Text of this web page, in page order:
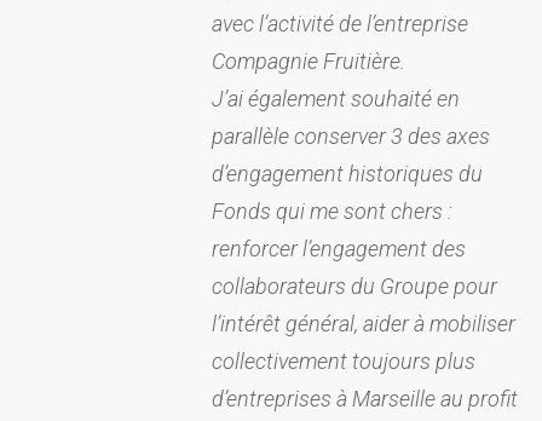
avec l’activité de l’entreprise
Compagnie Fruitière.
J’ai également souhaité en
parallèle conserver 3 des axes
d’engagement historiques du
Fonds qui me sont chers :
renforcer l’engagement des
collaborateurs du Groupe pour
l’intérêt général, aider à mobiliser
collectivement toujours plus
d’entreprises à Marseille au profit